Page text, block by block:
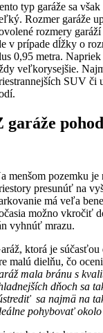
typ garáže sa
Rozmer garáže
rozmery
v prípade dĺžky o
0,95 metra.
veľkorysejšie.
SUV či
garáže
menšom pozemku
presunúť na
má veľa
možno vkročiť
vyhnúť mrazu.
ktorá je
malú dielňu, čo
mala bránu s
dňoch sa
sa najmä na
pohybovať